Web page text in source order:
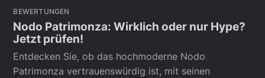
BEWERTUNGEN
Nodo Patrimonza: Wirklich oder nur Hype?
Jetzt prüfen!
Entdecken Sie, ob das hochmoderne Nodo
Patrimonza vertrauenswürdig ist, mit seinen